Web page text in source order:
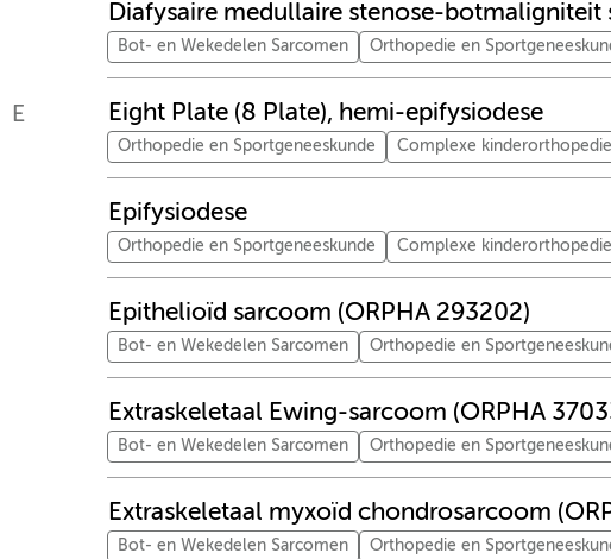
Diafysaire medullaire stenose-botmaligniteit
Bot- en Wekedelen Sarcomen Orthopedie en
E Eight Plate (8 Plate), hemi-epifysiodese
Orthopedie en Sportgeneeskunde Complexe kinderorthopedie
Epifysiodese
Orthopedie en Sportgeneeskunde Complexe kinderorthopedie
Epithelioïd sarcoom (ORPHA 293202)
Bot- en Wekedelen Sarcomen Orthopedie en
Extraskeletaal Ewing-sarcoom (ORPHA
Bot- en Wekedelen Sarcomen Orthopedie en
Extraskeletaal myxoïd chondrosarcoom
Bot- en Wekedelen Sarcomen Orthopedie en